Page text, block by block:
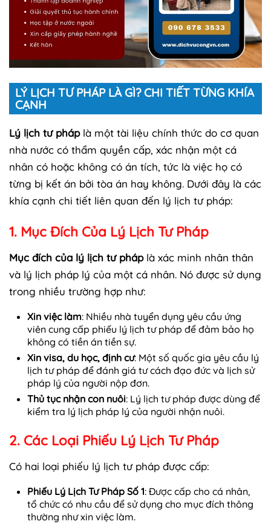
LÝ LỊCH TƯ PHÁP LÀ GÌ? CHI TIẾT TỪNG KHÍA
CẠNH
Lý lịch tư pháplà một tài liệu chính thức do cơ quan
nhà nước có thẩm quyền cấp, xác nhận một cá
nhân có hoặc không có án tích, tức là việc họ có
từng bị kết án bởi tòa án hay không. Dưới đây là các
khía cạnh chi tiết liên quan đến lý lịch tư pháp:
1. Mục Đích Của Lý Lịch Tư Pháp
Mục đích của lý lịch tư pháplà xác minh nhân thân
và lý lịch pháp lý của một cá nhân. Nó được sử dụng
trong nhiều trường hợp như:
Xin việc làm: Nhiều nhà tuyển dụng yêu cầu ứng
viên cung cấp phiếu lý lịch tư pháp để đảm bảo họ
không có tiền án tiền sự.
Xin visa, du học, định cư: Một số quốc gia yêu cầu lý
lịch tư pháp để đánh giá tư cách đạo đức và lịch sử
pháp lý của người nộp đơn.
Thủ tục nhận con nuôi: Lý lịch tư pháp được dùng để
kiểm tra lý lịch pháp lý của người nhận nuôi.
2. Các Loại Phiếu Lý Lịch Tư Pháp
Có hai loại phiếu lý lịch tư pháp được cấp:
Phiếu Lý Lịch Tư Pháp Số 1: Được cấp cho cá nhân,
tổ chức có nhu cầu để sử dụng cho mục đích thông
thường như xin việc làm.